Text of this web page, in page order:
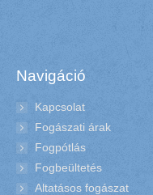
Navigáció
Kapcsolat
Fogászati árak
Fogpótlás
Fogbeültetés
Altatásos fogászat